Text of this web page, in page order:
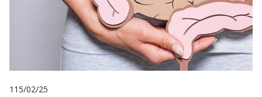
115/02/25